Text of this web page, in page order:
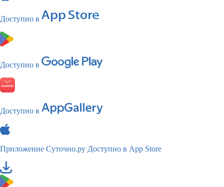
Доступно в
Доступно в
Доступно в
Приложение Суточно.ру Доступно в App Store